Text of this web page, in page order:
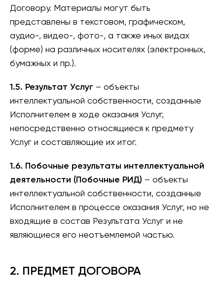
Договору. Материалы могут быть
представлены в текстовом, графическом,
аудио-, видео-, фото-, а также иных видах
(форме) на различных носителях (электронных,
бумажных и пр.).
1.5. Результат Услуг – объекты
интеллектуальной собственности, созданные
Исполнителем в ходе оказания Услуг,
непосредственно относящиеся к предмету
Услуг и составляющие их итог.
1.6. Побочные результаты интеллектуальной
деятельности (Побочные РИД) – объекты
интеллектуальной собственности, созданные
Исполнителем в процессе оказания Услуг, но не
входящие в состав Результата Услуг и не
являющиеся его неотъемлемой частью.
2. ПРЕДМЕТ ДОГОВОРА